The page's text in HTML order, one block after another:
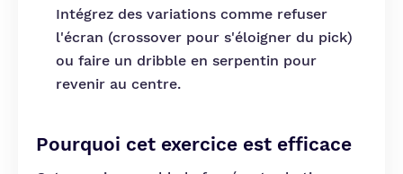
Intégrez des variations comme refuser
l'écran (crossover pour s'éloigner du pick)
ou faire un dribble en serpentin pour
revenir au centre.
Pourquoi cet exercice est efficace